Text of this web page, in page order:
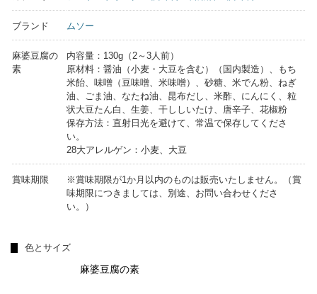
ブランド ムソー
麻婆豆腐の
素
内容量：130g（2～3人前）
原材料：醤油（小麦・大豆を含む）（国内製造）、もち
米飴、味噌（豆味噌、米味噌）、砂糖、米でん粉、ねぎ
油、ごま油、なたね油、昆布だし、米酢、にんにく、粒
状大豆たん白、生姜、干ししいたけ、唐辛子、花椒粉
保存方法：直射日光を避けて、常温で保存してくださ
い。
28大アレルゲン：小麦、大豆
賞味期限
※賞味期限が1か月以内のものは販売いたしません。（賞
味期限につきましては、別途、お問い合わせくださ
い。）
色とサイズ
麻婆豆腐の素